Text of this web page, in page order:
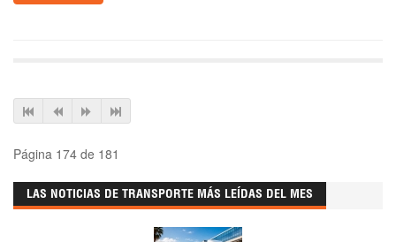
Página 174 de 181
LAS NOTICIAS DE TRANSPORTE MÁS LEÍDAS DEL MES